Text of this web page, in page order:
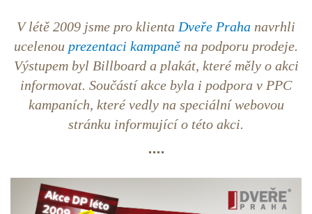
V létě 2009 jsme pro klienta Dveře Praha navrhli
ucelenou prezentaci kampaně na podporu prodeje.
Výstupem byl Billboard a plakát, které měly o akci
informovat. Součástí akce byla i podpora v PPC
kampaních, které vedly na speciální webovou
stránku informující o této akci.